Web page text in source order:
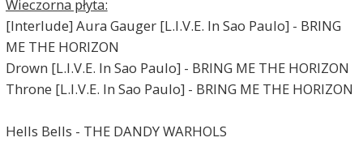
Wieczorna płyta:
[Interlude] Aura Gauger [L.I.V.E. In Sao Paulo] - BRING
ME THE HORIZON
Drown [L.I.V.E. In Sao Paulo] - BRING ME THE HORIZON
Throne [L.I.V.E. In Sao Paulo] - BRING ME THE HORIZON
Hells Bells - THE DANDY WARHOLS